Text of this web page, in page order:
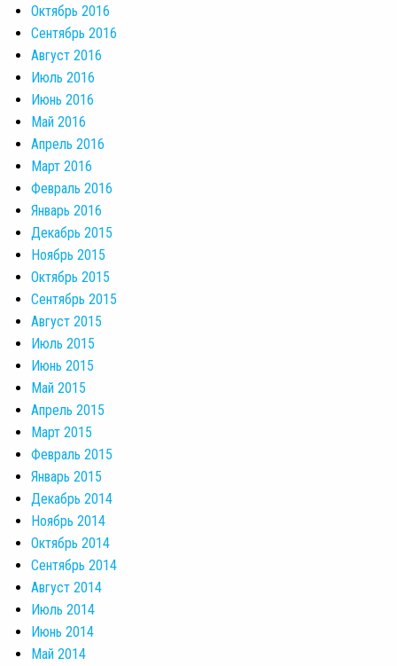
Октябрь 2016
Сентябрь 2016
Август 2016
Июль 2016
Июнь 2016
Май 2016
Апрель 2016
Март 2016
Февраль 2016
Январь 2016
Декабрь 2015
Ноябрь 2015
Октябрь 2015
Сентябрь 2015
Август 2015
Июль 2015
Июнь 2015
Май 2015
Апрель 2015
Март 2015
Февраль 2015
Январь 2015
Декабрь 2014
Ноябрь 2014
Октябрь 2014
Сентябрь 2014
Август 2014
Июль 2014
Июнь 2014
Май 2014